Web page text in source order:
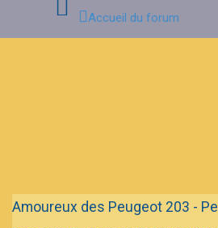
Accueil du forum
Amoureux des Peugeot 203 -